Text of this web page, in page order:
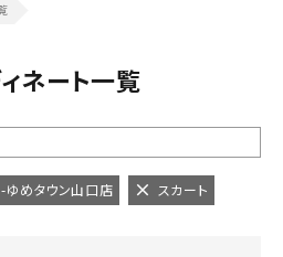
ネート一覧
めタウン山口店 スカート